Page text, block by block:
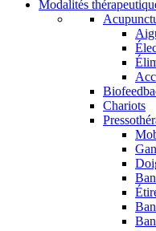
Modalités
Chariots